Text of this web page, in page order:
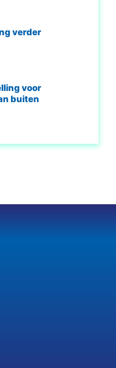
verder
voor
buiten